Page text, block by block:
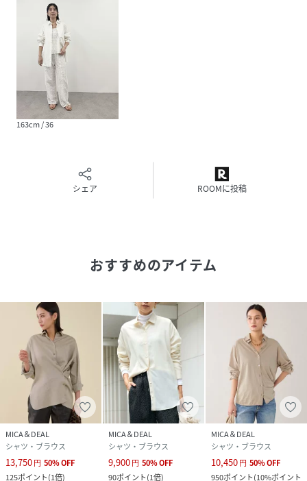
きらめく結晶石を意味し、美・権威・永遠を象徴する。クリ
ーンな洗練カジュアルをコンセプトにcomfortableな着心
地・風合いのminimalなアイテムとメンズライクなアイテム
を融合し女性らしいstylingを提案。その人の新たな定番と
なり、大切に永く愛用していただけるような日常着をめざし
--------------------------------------
等の閲覧環境により実際の色味と異なって見える場合がござ
*画像の商品はサンプルです。実際の商品と仕様、加工が若干
レディース
素材 綿100%
サイズ
クリーニング 手洗い可
品番
NU0287_0225101015
(0225101015-010-036 NU0287)
163cm / 36
シェア ROOMに投稿
おすすめのアイテム
MICA＆DEAL
シャツ・ブラウス
13,750円 50%OFF
125ポイント(1倍)
MICA＆DEAL
シャツ・ブラウス
9,900円 50%OFF
90ポイント(1倍)
MICA＆DEAL
シャツ・ブラウス
10,450円 50%OFF
950ポイント(10%ポイント